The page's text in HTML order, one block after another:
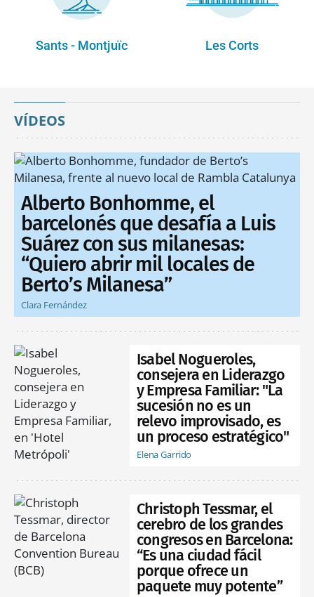
Sants - Montjuïc Les Corts
VÍDEOS
Alberto Bonhomme, el
barcelonés que desafía a Luis
Suárez con sus milanesas:
“Quiero abrir mil locales de
Berto’s Milanesa”
Clara Fernández
Isabel Nogueroles,
consejera en Liderazgo
y Empresa Familiar: "La
sucesión no es un
relevo improvisado, es
un proceso estratégico"
Elena Garrido
Christoph Tessmar, el
cerebro de los grandes
congresos en Barcelona:
“Es una ciudad fácil
porque ofrece un
paquete muy potente”